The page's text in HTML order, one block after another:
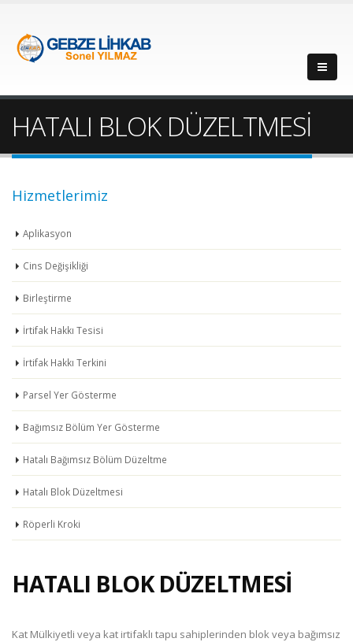
HATALI BLOK DÜZELTMESİ
Hizmetlerimiz
Aplikasyon
Cins Değişikliği
Birleştirme
İrtifak Hakkı Tesisi
İrtifak Hakkı Terkini
Parsel Yer Gösterme
Bağımsız Bölüm Yer Gösterme
Hatalı Bağımsız Bölüm Düzeltme
Hatalı Blok Düzeltmesi
Röperli Kroki
HATALI BLOK DÜZELTMESİ
Kat Mülkiyetli veya kat irtifaklı tapu sahiplerinden blok veya bağımsız